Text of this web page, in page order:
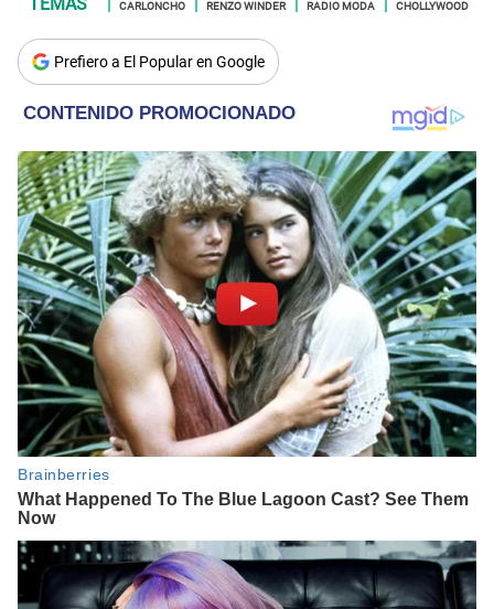
CARLONCHO RENZO WINDER RADIO MODA CHOLLYWOOD
Prefiero a El Popular en Google